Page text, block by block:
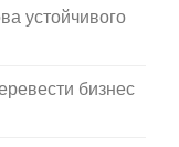
устойчивого
бизнес